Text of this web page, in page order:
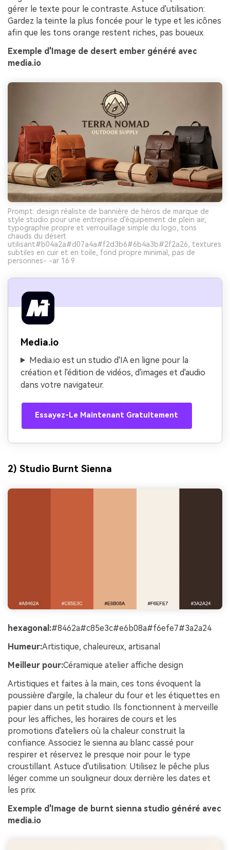
gérer le texte pour le contraste. Astuce d'utilisation:
Gardez la teinte la plus foncée pour le type et les icônes
afin que les tons orange restent riches, pas boueux.
Exemple d'Image de desert ember généré avec
media.io
Prompt: design réaliste de bannière de héros de marque de
style studio pour une entreprise d'équipement de plein air,
typographie propre et verrouillage simple du logo, tons
chauds du désert
utilisant#b04a2a#d07a4a#f2d3b6#6b4a3b#2f2a26, textures
subtiles en cuir et en toile, fond propre minimal, pas de
personnes- -ar 16:9
Media.io
Media.io est un studio d'IA en ligne pour la
création et l'édition de vidéos, d'images et d'audio
dans votre navigateur.
Essayez-Le Maintenant Gratuitement
2) Studio Burnt Sienna
hexagonal:#8462a#c85e3c#e6b08a#f6efe7#3a2a24
Humeur:Artistique, chaleureux, artisanal
Meilleur pour:Céramique atelier affiche design
Artistiques et faites à la main, ces tons évoquent la
poussière d'argile, la chaleur du four et les étiquettes en
papier dans un petit studio. Ils fonctionnent à merveille
pour les affiches, les horaires de cours et les
promotions d'ateliers où la chaleur construit la
confiance. Associez le sienna au blanc cassé pour
respirer et réservez le presque noir pour le type
croustillant. Astuce d'utilisation: Utilisez le pêche plus
léger comme un souligneur doux derrière les dates et
les prix.
Exemple d'Image de burnt sienna studio généré avec
media.io